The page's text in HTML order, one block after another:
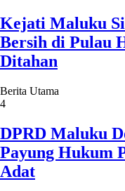
Kejati Maluku
Bersih di Pulau
Ditahan
Berita Utama
4
DPRD Maluku
Payung Hukum
Adat